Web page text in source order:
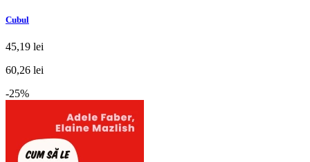
Cubul
45,19 lei
60,26 lei
-25%